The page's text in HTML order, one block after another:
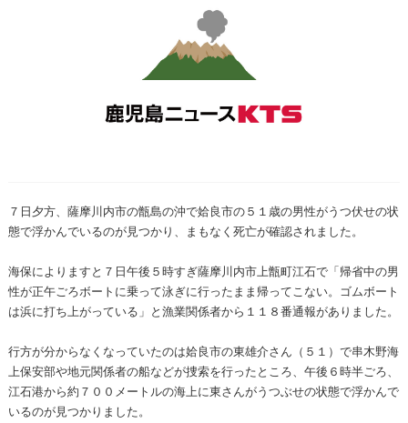
７日夕方、薩摩川内市の甑島の沖で姶良市の５１歳の男性がうつ伏せの状
態で浮かんでいるのが見つかり、まもなく死亡が確認されました。
海保によりますと７日午後５時すぎ薩摩川内市上甑町江石で「帰省中の男
性が正午ごろボートに乗って泳ぎに行ったまま帰ってこない。ゴムボート
は浜に打ち上がっている」と漁業関係者から１１８番通報がありました。
行方が分からなくなっていたのは姶良市の東雄介さん（５１）で串木野海
上保安部や地元関係者の船などが捜索を行ったところ、午後６時半ごろ、
江石港から約７００メートルの海上に東さんがうつぶせの状態で浮かんで
いるのが見つかりました。